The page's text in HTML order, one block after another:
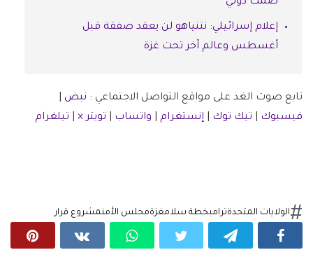
إعلام إسرائيلي: نتنياهو لن يعقد صفقة قبل
أغسطس وعالم آخر تحت غزة
تابع صوت الغد على مواقع التواصل الاجتماعي : نبض
فيسبوك
تيك توك إنستغرام واتساب تويتر × تيلغرام
الولايات المتحدةترامبخطة سلامغزةمجلس الأمنمشروع قرار